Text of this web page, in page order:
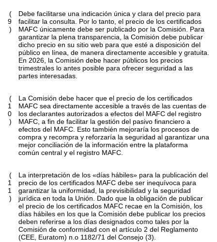
(
9
)
Debe facilitarse una indicación única y clara del precio para
facilitar la consulta. Por lo tanto, el precio de los certificados
MAFC únicamente debe ser publicado por la Comisión. Para
garantizar la plena transparencia, la Comisión debe publicar
dicho precio en su sitio web para que esté a disposición del
público en línea, de manera directamente accesible y gratuita.
En 2026, la Comisión debe hacer públicos los precios
trimestrales lo antes posible para ofrecer seguridad a las
partes interesadas.
(
1
0
)
La Comisión debe hacer que el precio de los certificados
MAFC sea directamente accesible a través de las cuentas de
los declarantes autorizados a efectos del MAFC del registro
MAFC, a fin de facilitar la gestión del pasivo financiero a
efectos del MAFC. Esto también mejoraría los procesos de
compra y recompra y reforzaría la seguridad al garantizar una
mejor conciliación de la información entre la plataforma
común central y el registro MAFC.
(
1
1
)
La interpretación de los «días hábiles» para la publicación del
precio de los certificados MAFC debe ser inequívoca para
garantizar la uniformidad, la previsibilidad y la seguridad
jurídica en toda la Unión. Dado que la obligación de publicar
el precio de los certificados MAFC recae en la Comisión, los
días hábiles en los que la Comisión debe publicar los precios
deben referirse a los días designados como tales por la
Comisión de conformidad con el artículo 2 del Reglamento
(CEE, Euratom) n.o 1182/71 del Consejo(3).